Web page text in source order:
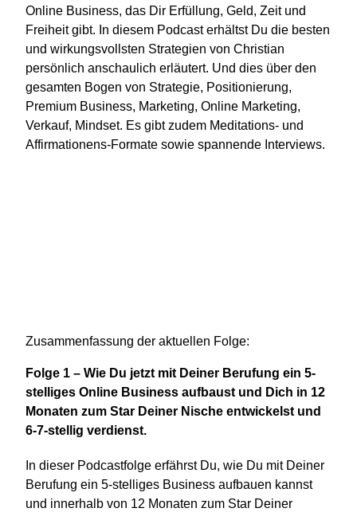
Online Business, das Dir Erfüllung, Geld, Zeit und
Freiheit gibt. In diesem Podcast erhältst Du die besten
und wirkungsvollsten Strategien von Christian
persönlich anschaulich erläutert. Und dies über den
gesamten Bogen von Strategie, Positionierung,
Premium Business, Marketing, Online Marketing,
Verkauf, Mindset. Es gibt zudem Meditations- und
Affirmationens-Formate sowie spannende Interviews.
Zusammenfassung der aktuellen Folge:
Folge 1 – Wie Du jetzt mit Deiner Berufung ein 5-
stelliges Online Business aufbaust und Dich in 12
Monaten zum Star Deiner Nische entwickelst und
6-7-stellig verdienst.
In dieser Podcastfolge erfährst Du, wie Du mit Deiner
Berufung ein 5-stelliges Business aufbauen kannst
und innerhalb von 12 Monaten zum Star Deiner